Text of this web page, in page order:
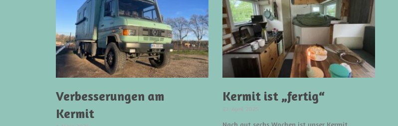
Verbesserungen am
Kermit
Kermit ist „fertig“
27. April 2025
Nach gut sechs Wochen ist unser Kermit